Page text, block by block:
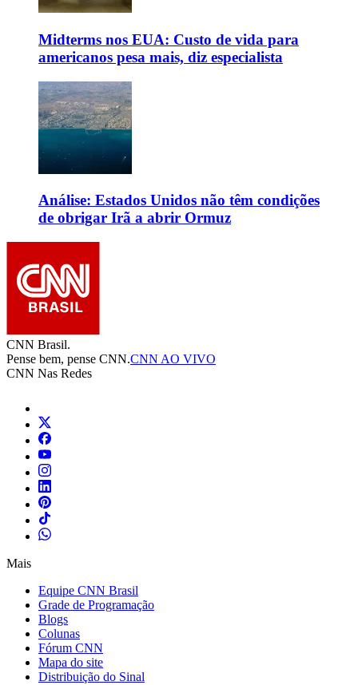
Midterms nos EUA: Custo de vida para
americanos pesa mais, diz especialista
Análise: Estados Unidos não têm condições
de obrigar Irã a abrir Ormuz
CNN Brasil.
Pense bem, pense CNN.CNN AO VIVO
CNN Nas Redes
Mais
Equipe CNN Brasil
Grade de Programação
Blogs
Colunas
Fórum CNN
Mapa do site
Distribuição do Sinal